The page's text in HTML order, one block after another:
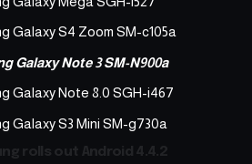
Galaxy S4 Zoom SM-c105a
Galaxy Note 3 SM-N900a
Galaxy Note 8.0 SGH-i467
Galaxy S3 Mini SM-g730a